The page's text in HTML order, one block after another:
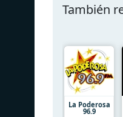
También
La Poderosa
96.9